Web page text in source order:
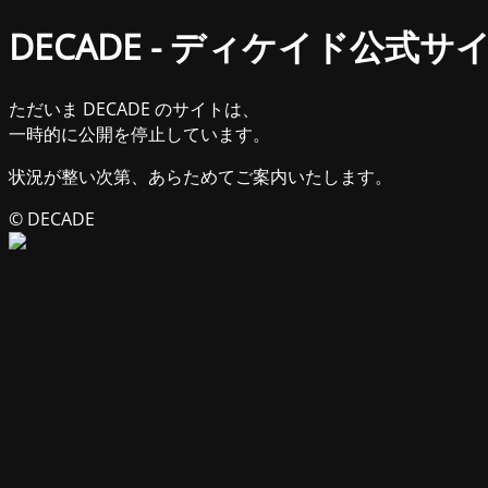
DECADE - ディケイド公式サ
ただいま DECADE のサイトは、
一時的に公開を停止しています。
状況が整い次第、あらためてご案内いたします。
© DECADE